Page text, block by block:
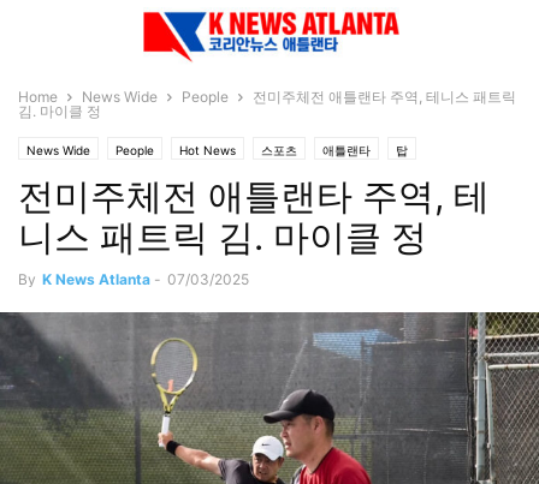
Home News Wide People
전미주체전 애틀랜타 주역, 테니스 패트릭
김. 마이클 정
News Wide People Hot News 스포츠 애틀랜타 탑
전미주체전 애틀랜타 주역, 테
니스 패트릭 김. 마이클 정
By K News Atlanta - 07/03/2025